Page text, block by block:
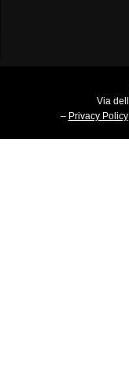
Via
– Privacy Policy